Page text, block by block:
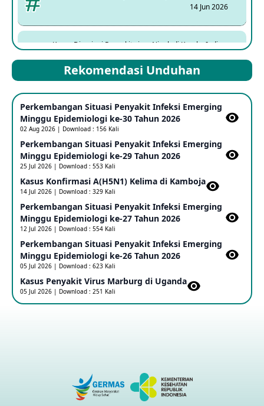
14 Jun 2026
Kasus Dicurigai Penyakit virus Nipah di Kerala, India
Mpox Clade 1b di Taiwan
25 May 2026
Update Informasi PHEIC Penyakit Ebola
23 May 2026
Penetapan Outbreak Penyakit Ebola di RD Kongo dan
Uganda Sebagai PHEIC
17 May 2026
Outbreak Penyakti Ebola di RD Kongo
16 May 2026
Kasus Konfirmasi A(H5NN6) di Cina
Penyakit virus Hanta di Kapal Pesiar Keberangkatan
Rekomendasi Unduhan
Perkembangan Situasi Penyakit Infeksi Emerging
Minggu Epidemiologi ke-30 Tahun 2026
02 Aug 2026 | Download : 156 Kali
Perkembangan Situasi Penyakit Infeksi Emerging
Minggu Epidemiologi ke-29 Tahun 2026
25 Jul 2026 | Download : 553 Kali
Kasus Konfirmasi A(H5N1) Kelima di Kamboja​
14 Jul 2026 | Download : 329 Kali
Perkembangan Situasi Penyakit Infeksi Emerging
Minggu Epidemiologi ke-27 Tahun 2026
12 Jul 2026 | Download : 554 Kali
Perkembangan Situasi Penyakit Infeksi Emerging
Minggu Epidemiologi ke-26 Tahun 2026
05 Jul 2026 | Download : 623 Kali
Kasus Penyakit Virus Marburg di Uganda
05 Jul 2026 | Download : 251 Kali